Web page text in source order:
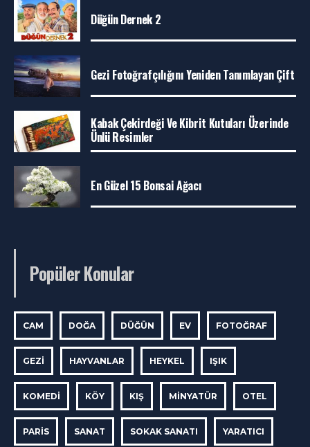
Düğün Dernek 2
Gezi Fotoğrafçılığını Yeniden Tanımlayan Çift
Kabak Çekirdeği Ve Kibrit Kutuları Üzerinde
Ünlü Resimler
En Güzel 15 Bonsai Ağacı
Popüler Konular
CAM DOĞA DÜĞÜN EV FOTOĞRAF
GEZI HAYVANLAR HEYKEL IŞIK
KOMEDI KÖY KIŞ MINYATÜR OTEL
PARIS SANAT SOKAK SANATI YARATICI